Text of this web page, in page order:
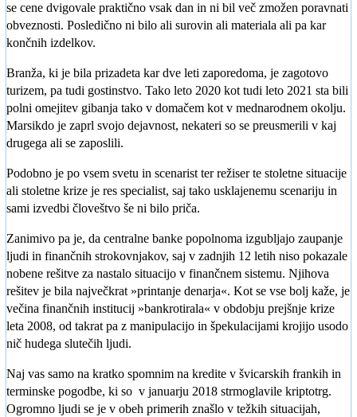
se cene dvigovale praktično vsak dan in ni bil več zmožen poravnati
obveznosti. Posledično ni bilo ali surovin ali materiala ali pa kar
končnih izdelkov.
Branža, ki je bila prizadeta kar dve leti zaporedoma, je zagotovo
turizem, pa tudi gostinstvo. Tako leto 2020 kot tudi leto 2021 sta bili
polni omejitev gibanja tako v domačem kot v mednarodnem okolju.
Marsikdo je zaprl svojo dejavnost, nekateri so se preusmerili v kaj
drugega ali se zaposlili.
Podobno je po vsem svetu in scenarist ter režiser te stoletne situacije
ali stoletne krize je res specialist, saj tako usklajenemu scenariju in
sami izvedbi človeštvo še ni bilo priča.
Zanimivo pa je, da centralne banke popolnoma izgubljajo zaupanje
ljudi in finančnih strokovnjakov, saj v zadnjih 12 letih niso pokazale
nobene rešitve za nastalo situacijo v finančnem sistemu. Njihova
rešitev je bila največkrat »printanje denarja«. Kot se vse bolj kaže, je
večina finančnih institucij »bankrotirala« v obdobju prejšnje krize
leta 2008, od takrat pa z manipulacijo in špekulacijami krojijo usodo
nič hudega slutečih ljudi.
Naj vas samo na kratko spomnim na kredite v švicarskih frankih in
terminske pogodbe, ki so v januarju 2018 strmoglavile kriptotrg.
Ogromno ljudi se je v obeh primerih znašlo v težkih situacijah,